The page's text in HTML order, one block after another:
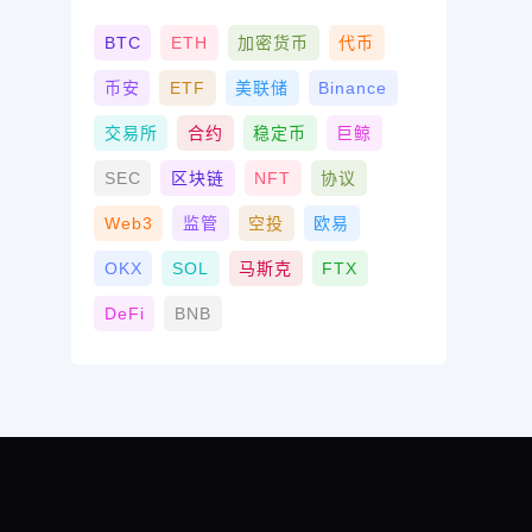
BTC ETH 加密货币 代币
币安 ETF 美联储 Binance
交易所 合约 稳定币 巨鲸
SEC 区块链 NFT 协议
Web3 监管 空投 欧易
OKX SOL 马斯克 FTX
DeFi BNB